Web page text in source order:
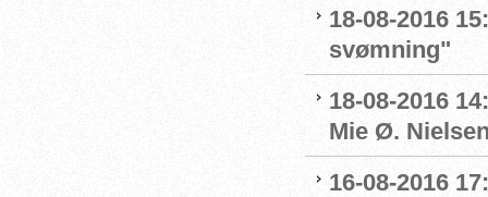
18-08-2016
svømning"
18-08-2016
Mie Ø.
16-08-2016